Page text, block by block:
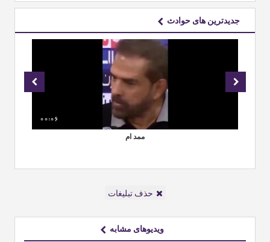
جدیدترین های حوادث
00:06
ممد ام
حذف تبلیغات
ویدیوهای مشابه